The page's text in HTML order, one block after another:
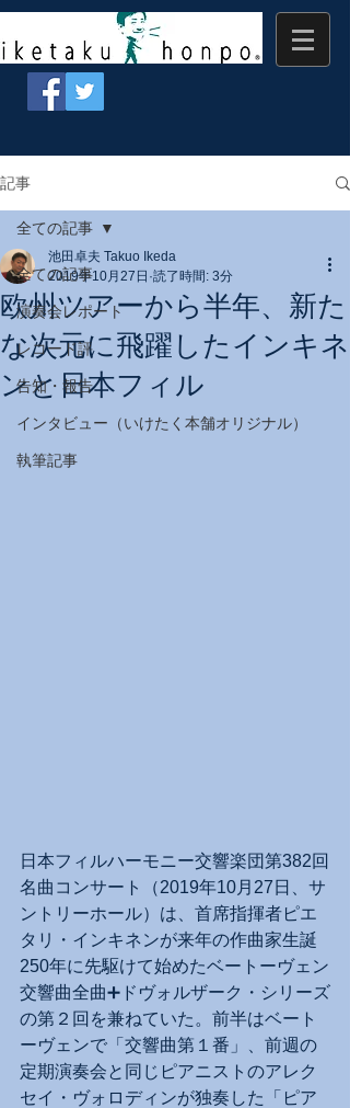
記事
全ての記事
演奏会レポート
レコード評
告知・報告
インタビュー（いけたく本舗オリジナル）
執筆記事
全ての記事
欧州ツアーから半年、新た
な次元に飛躍したインキネ
ンと日本フィル
池田卓夫 Takuo Ikeda
2019年10月27日 読了時間: 3分
日本フィルハーモニー交響楽団第382回
名曲コンサート（2019年10月27日、サ
ントリーホール）は、首席指揮者ピエ
タリ・インキネンが来年の作曲家生誕
250年に先駆けて始めたベートーヴェン
交響曲全曲➕ドヴォルザーク・シリーズ
の第２回を兼ねていた。前半はベート
ーヴェンで「交響曲第１番」、前週の
定期演奏会と同じピアニストのアレク
セイ・ヴォロディンが独奏した「ピア